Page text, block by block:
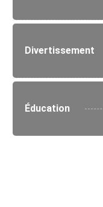
Divertissement
Éducation